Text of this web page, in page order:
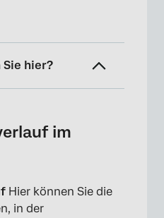
hier?
in Aktion
im
Hier können Sie die
in der